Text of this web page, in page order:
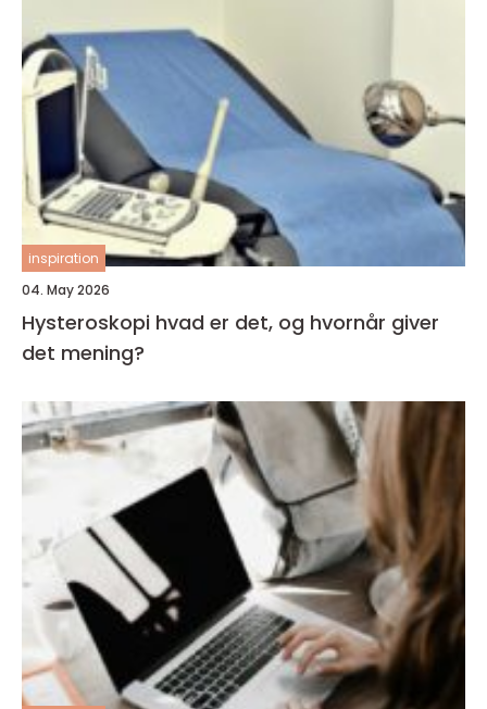
inspiration
04. May 2026
Hysteroskopi hvad er det, og hvornår giver
det mening?